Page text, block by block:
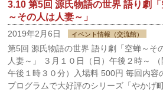
3.10 第5回 源氏物語の世界 語り劇
～その人は人妻～」
2019年2月6日 イベント情報（交流館）
第5回 源氏物語の世界 語り劇「空蝉～そ
人妻～」 ３月１０日（日）午後２時～
午後１時３０分）入場料 500円 毎回内容
プログラムで大好評のシリーズ「やかげ